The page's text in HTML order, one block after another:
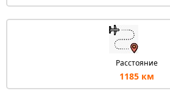
Расстояние
1185 км